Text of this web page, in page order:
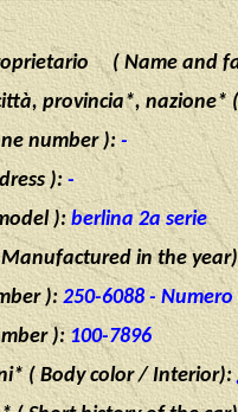
( Name and
provincia*,
number ): -
):-
):berlina 2a serie
in the
): 250-6088 -
): 100-7896
( Body color / Interior):